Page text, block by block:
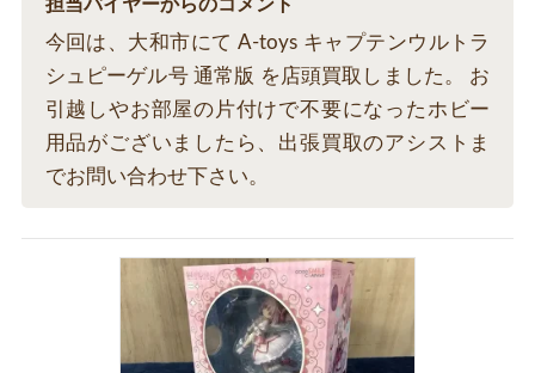
担当バイヤーからのコメント
今回は、大和市にて A-toys キャプテンウルトラ
シュピーゲル号 通常版 を店頭買取しました。 お
引越しやお部屋の片付けで不要になったホビー
用品がございましたら、出張買取のアシストま
でお問い合わせ下さい。